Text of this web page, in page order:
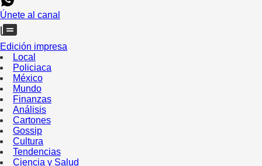
Únete al canal
Edición impresa
Local
Policiaca
México
Mundo
Finanzas
Análisis
Cartones
Gossip
Cultura
Tendencias
Ciencia y Salud